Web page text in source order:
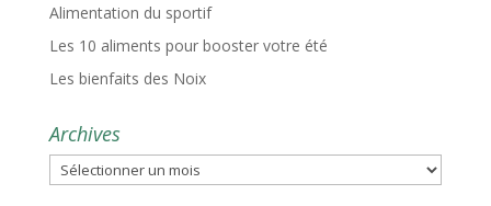
Alimentation du sportif
Les 10 aliments pour booster votre été
Les bienfaits des Noix
Archives
Archives